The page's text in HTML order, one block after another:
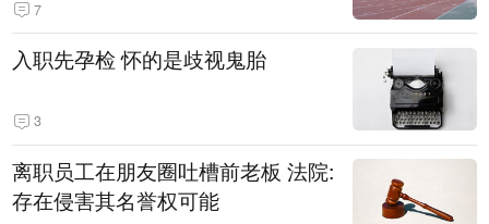
7
入职先孕检 怀的是歧视鬼胎
3
离职员工在朋友圈吐槽前老板 法院:
存在侵害其名誉权可能